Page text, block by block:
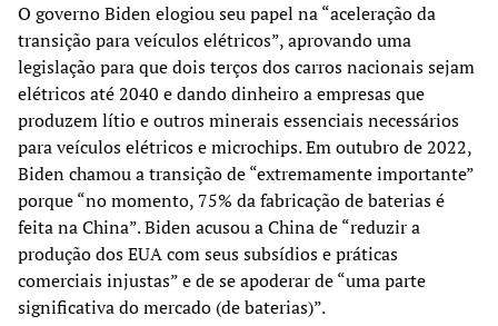
O governo Biden elogiou seu papel na “aceleração da
transição para veículos elétricos”, aprovando uma
legislação para que dois terços dos carros nacionais sejam
elétricos até 2040 e dando dinheiro a empresas que
produzem lítio e outros minerais essenciais necessários
para veículos elétricos e microchips. Em outubro de 2022,
Biden chamou a transição de “extremamente importante”
porque “no momento, 75% da fabricação de baterias é
feita na China”. Biden acusou a China de “reduzir a
produção dos EUA com seus subsídios e práticas
comerciais injustas” e de se apoderar de “uma parte
significativa do mercado (de baterias)”.